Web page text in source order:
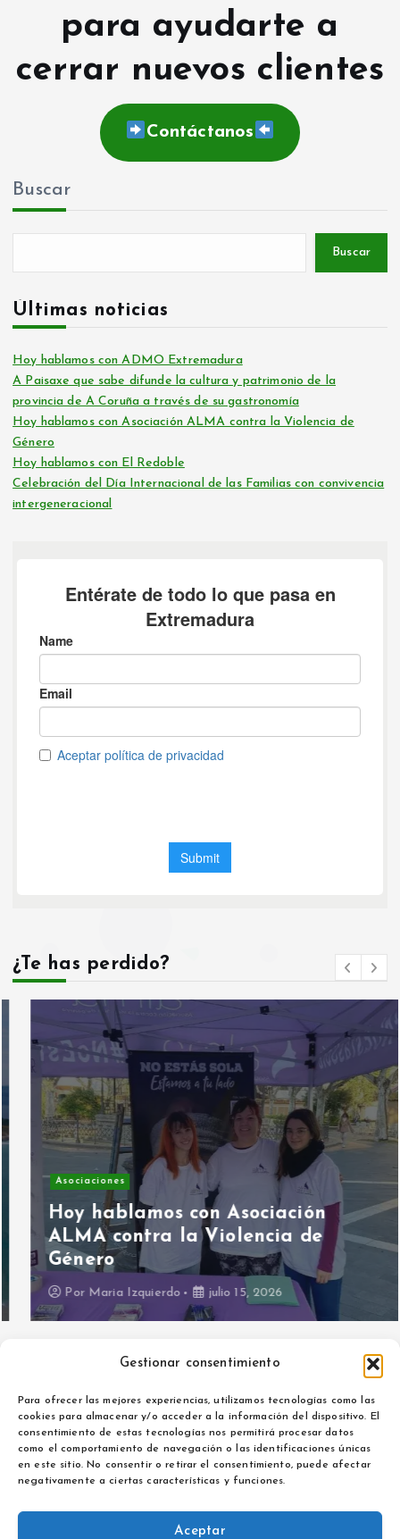
Gestionar consentimiento
Para ofrecer las mejores experiencias, utilizamos tecnologías como las
cookies para almacenar y/o acceder a la información del dispositivo. El
consentimiento de estas tecnologías nos permitirá procesar datos
como el comportamiento de navegación o las identificaciones únicas
en este sitio. No consentir o retirar el consentimiento, puede afectar
negativamente a ciertas características y funciones.
Aceptar
para ayudarte a
cerrar nuevos clientes
Contáctanos
Buscar
Buscar
Últimas noticias
Hoy hablamos con ADMO Extremadura
A Paisaxe que sabe difunde la cultura y patrimonio de la
provincia de A Coruña a través de su gastronomía
Hoy hablamos con Asociación ALMA contra la Violencia de
Género
Hoy hablamos con El Redoble
Celebración del Día Internacional de las Familias con convivencia
intergeneracional
¿Te has perdido?
Asociaciones
Hoy hablamos con Asociación
ALMA contra la Violencia de
Género
PorMaria Izquierdo julio 15, 2026
Aviso legal
Política de privacidad